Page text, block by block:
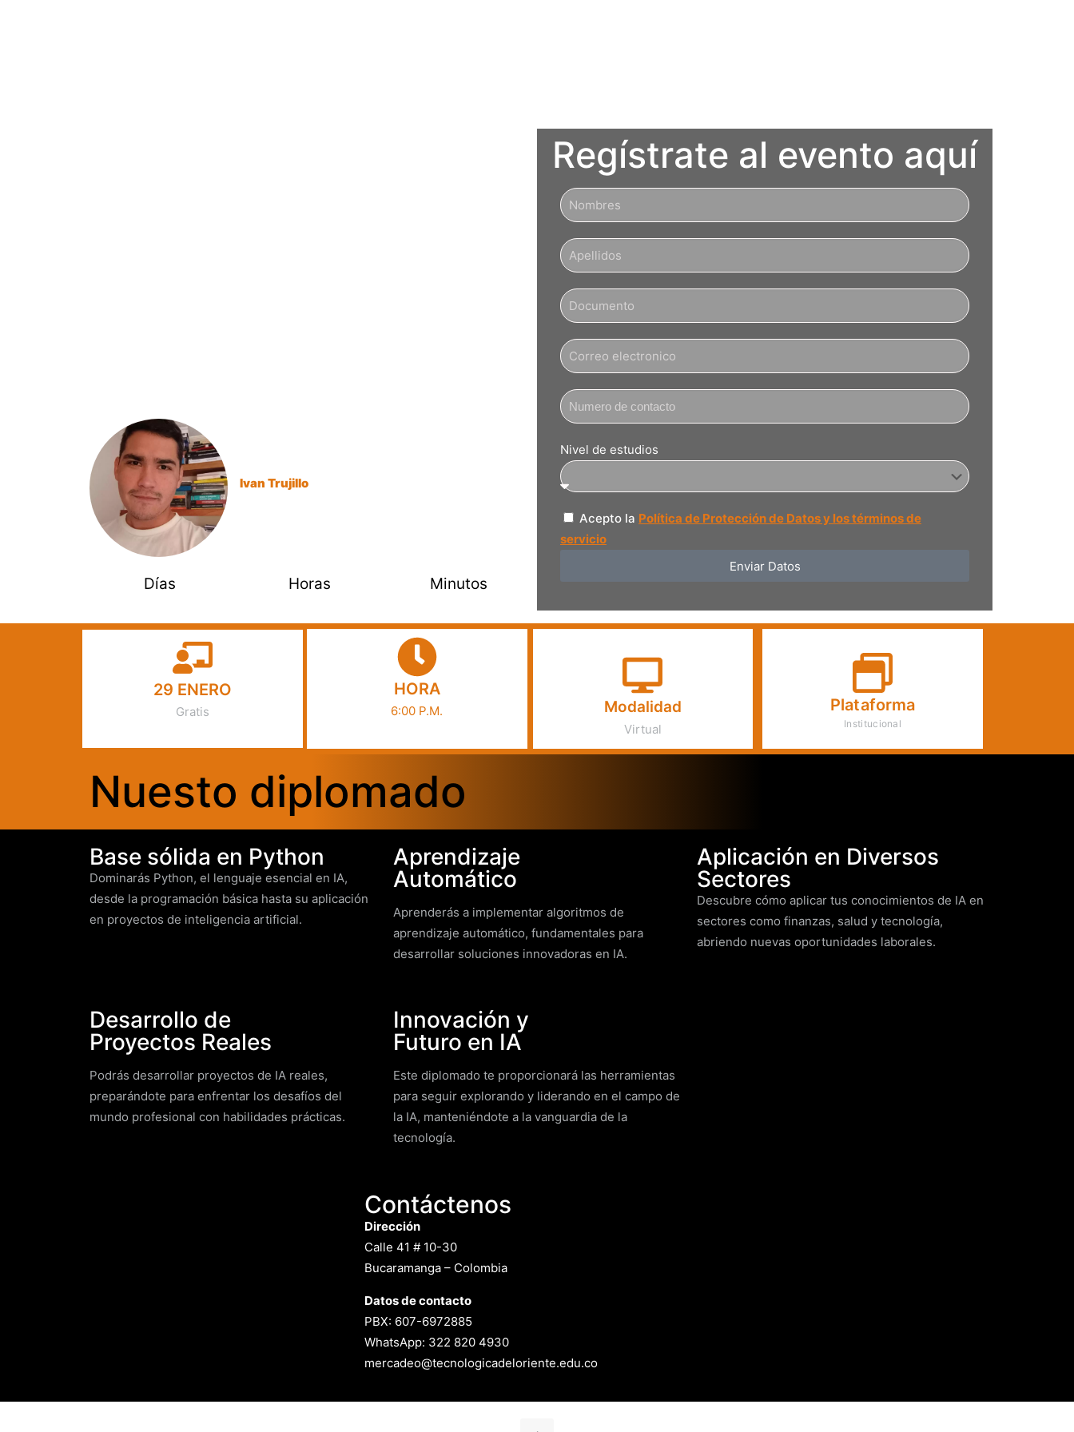
Ivan Trujillo
Días Horas Minutos
Regístrate al evento aquí
Nivel de estudios
Acepto la Política de Protección de Datos y los términos de
servicio
Enviar Datos
29 ENERO
Gratis
HORA
6:00 P.M. Modalidad
Virtual
Plataforma
Institucional
Nuesto diplomado
Base sólida en Python
Dominarás Python, el lenguaje esencial en IA,
desde la programación básica hasta su aplicación
en proyectos de inteligencia artificial.
Aprendizaje
Automático
Aprenderás a implementar algoritmos de
aprendizaje automático, fundamentales para
desarrollar soluciones innovadoras en IA.
Aplicación en Diversos
Sectores
Descubre cómo aplicar tus conocimientos de IA en
sectores como finanzas, salud y tecnología,
abriendo nuevas oportunidades laborales.
Desarrollo de
Proyectos Reales
Podrás desarrollar proyectos de IA reales,
preparándote para enfrentar los desafíos del
mundo profesional con habilidades prácticas.
Innovación y
Futuro en IA
Este diplomado te proporcionará las herramientas
para seguir explorando y liderando en el campo de
la IA, manteniéndote a la vanguardia de la
tecnología.
Contáctenos
Dirección
Calle 41 # 10-30
Bucaramanga – Colombia
Datos de contacto
PBX: 607-6972885
WhatsApp: 322 820 4930
mercadeo@tecnologicadeloriente.edu.co